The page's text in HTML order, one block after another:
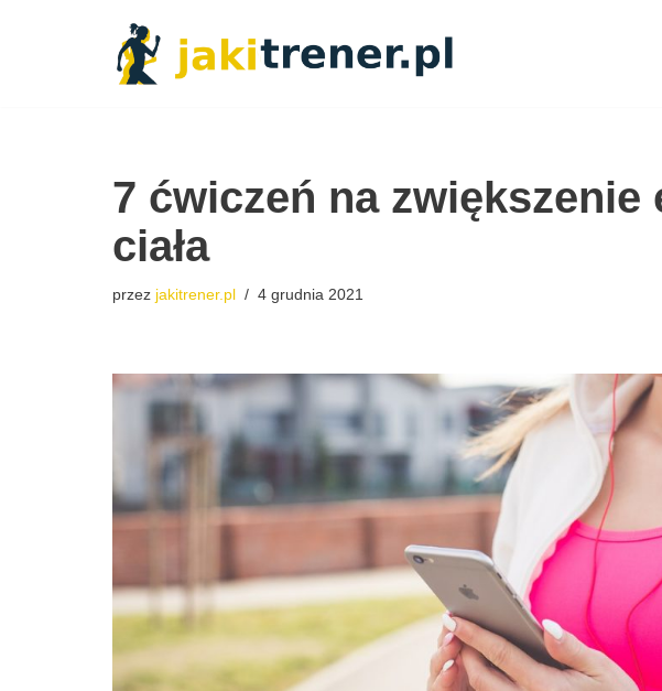
7 ćwiczeń na zwiększenie
ciała
przez jakitrener.pl 4 grudnia 2021